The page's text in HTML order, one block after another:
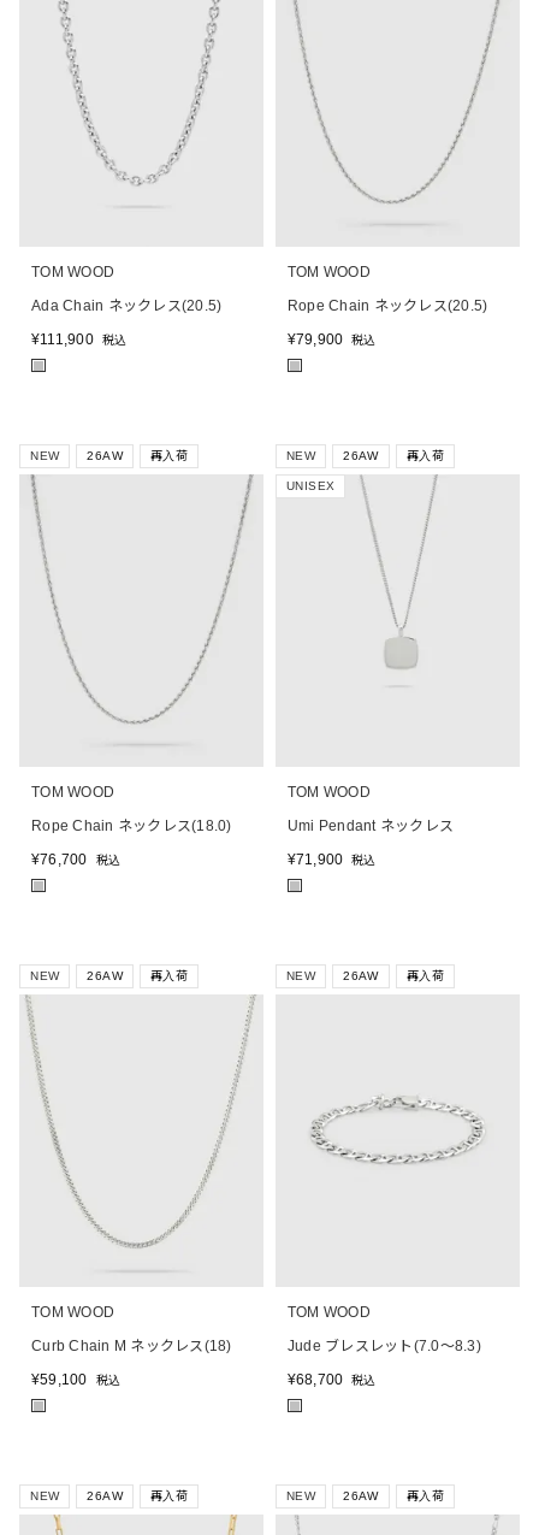
TOM WOOD
Ada Chain ネックレス(20.5)
¥111,900 税込
■
TOM WOOD
Rope Chain ネックレス(20.5)
¥79,900 税込
■
NEW 26AW 再入荷
TOM WOOD
Rope Chain ネックレス(18.0)
¥76,700 税込
■
NEW 26AW 再入荷
UNISEX
TOM WOOD
Umi Pendant ネックレス
¥71,900 税込
■
NEW 26AW 再入荷
TOM WOOD
Curb Chain M ネックレス(18)
¥59,100 税込
NEW 26AW 再入荷
TOM WOOD
Jude ブレスレット(7.0～8.3)
¥68,700 税込
NEW 26AW 再入荷 NEW 26AW 再入荷